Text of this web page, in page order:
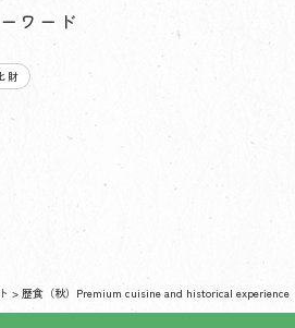
ワード
財
> 歴食（秋）Premium cuisine and historical experience